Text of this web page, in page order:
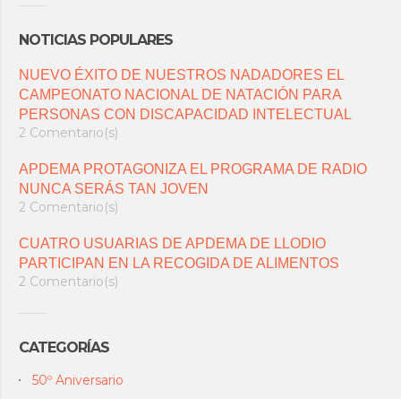
NOTICIAS POPULARES
NUEVO ÉXITO DE NUESTROS NADADORES EL
CAMPEONATO NACIONAL DE NATACIÓN PARA
PERSONAS CON DISCAPACIDAD INTELECTUAL
2 Comentario(s)
APDEMA PROTAGONIZA EL PROGRAMA DE RADIO
NUNCA SERÁS TAN JOVEN
2 Comentario(s)
CUATRO USUARIAS DE APDEMA DE LLODIO
PARTICIPAN EN LA RECOGIDA DE ALIMENTOS
2 Comentario(s)
CATEGORÍAS
50º Aniversario